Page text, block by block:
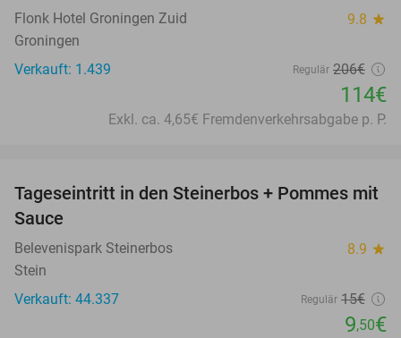
Flonk Hotel Groningen Zuid 9.8 star
Groningen
Verkauft: 1.439
Regulär 206€
114€
Exkl. ca. 4,65€ Fremdenverkehrsabgabe p. P.
37%
Tageseintritt in den Steinerbos + Pommes mit
Sauce
Belevenispark Steinerbos 8.9 star
Stein
Verkauft: 44.337
Regulär 15€
9,50€